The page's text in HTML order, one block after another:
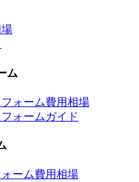
ム
ォーム費用相場
ォームガイド
ーム費用相場